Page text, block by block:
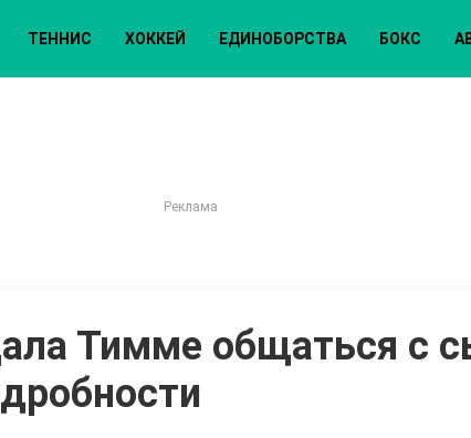
ТЕННИС ХОККЕЙ ЕДИНОБОРСТВА БОКС
Тимме общаться с